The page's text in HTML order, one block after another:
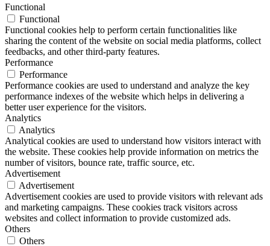
Functional
Functional
Functional cookies help to perform certain functionalities like
sharing the content of the website on social media platforms, collect
feedbacks, and other third-party features.
Performance
Performance
Performance cookies are used to understand and analyze the key
performance indexes of the website which helps in delivering a
better user experience for the visitors.
Analytics
Analytics
Analytical cookies are used to understand how visitors interact with
the website. These cookies help provide information on metrics the
number of visitors, bounce rate, traffic source, etc.
Advertisement
Advertisement
Advertisement cookies are used to provide visitors with relevant ads
and marketing campaigns. These cookies track visitors across
websites and collect information to provide customized ads.
Others
Others